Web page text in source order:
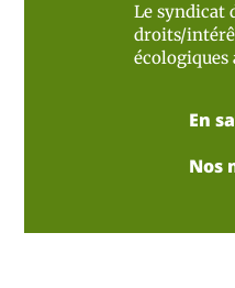
Le syndicat
droits/
écologiques
En
Nos